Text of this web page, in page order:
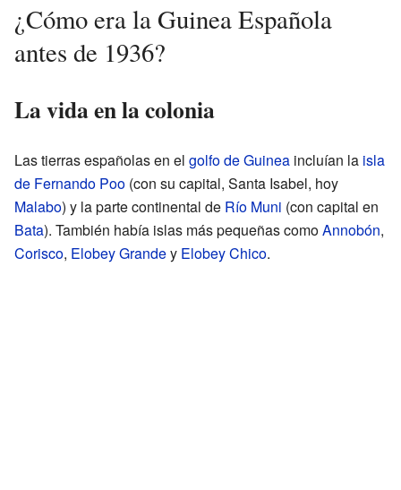
¿Cómo era la Guinea Española
antes de 1936?
La vida en la colonia
Las tierras españolas en el golfo de Guinea incluían la isla
de Fernando Poo (con su capital, Santa Isabel, hoy
Malabo) y la parte continental de Río Muni (con capital en
Bata). También había islas más pequeñas comoAnnobón,
Corisco, Elobey Grandey Elobey Chico.